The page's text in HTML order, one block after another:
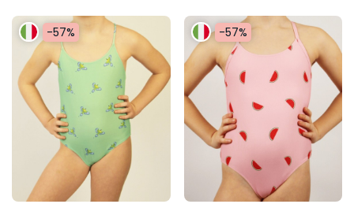
-57% -57%